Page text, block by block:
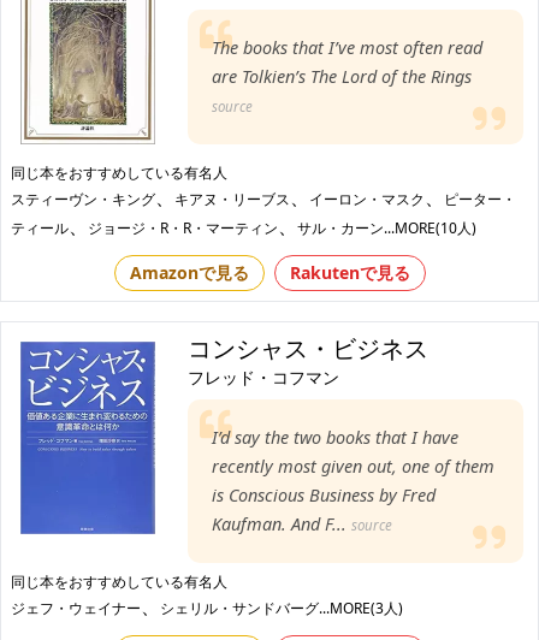
The books that I’ve most often read
are Tolkien’s The Lord of the Rings
source
同じ本をおすすめしている有名人
スティーヴン・キング、 キアヌ・リーブス、 イーロン・マスク 、
ピーター・
ティール、 ジョージ・R・R・マーティン、 サル・カーン...MORE(10人)
Amazonで見る Rakutenで見る
コンシャス・ビジネス
フレッド・コフマン
I’d say the two books that I have
recently most given out, one of them
is Conscious Business by Fred
Kaufman. And F...source
同じ本をおすすめしている有名人
ジェフ・ウェイナー、 シェリル・サンドバーグ...MORE(3人)